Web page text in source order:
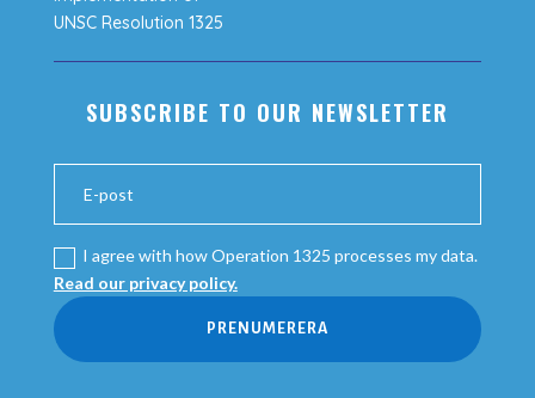
UNSC Resolution 1325
SUBSCRIBE TO OUR NEWSLETTER
I agree with how Operation 1325 processes my data.
Read our privacy policy.
PRENUMERERA